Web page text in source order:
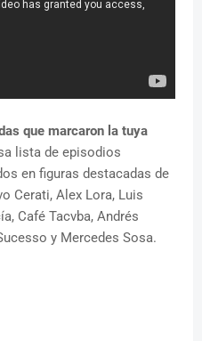
que marcaron la tuya
lista de episodios
en figuras destacadas de
Cerati, Alex Lora, Luis
Café Tacvba, Andrés
y Mercedes Sosa.